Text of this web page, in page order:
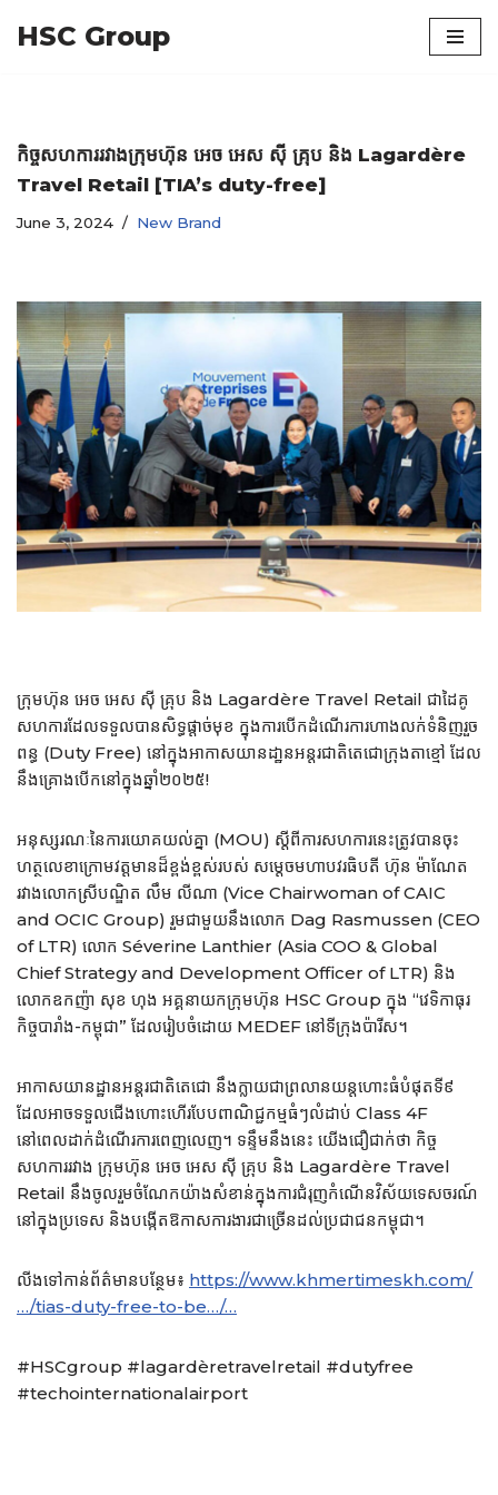
HSC Group
កិច្ចសហការរវាងក្រុមហ៊ុន អេច អេស ស៊ី គ្រុប និង Lagardère
Travel Retail [TIA’s duty-free]
June 3, 2024 New Brand
ក្រុមហ៊ុន អេច អេស ស៊ី គ្រុប និង Lagardère Travel Retail ជាដៃគូ
សហការដែលទទួលបានសិទ្ធផ្ដាច់មុខ ក្នុងការបើកដំណើរការហាងលក់ទំនិញរួច
ពន្ធ (Duty Free) នៅក្នុងអាកាសយានដា្ឋនអន្តរជាតិតេជោក្រុងតាខ្មៅ ដែល
នឹងគ្រោងបើកនៅក្នុងឆ្នាំ២០២៥!
អនុស្សរណៈនៃការយោគយល់គ្នា (MOU) ស្តីពីការសហការនេះត្រូវបានចុះ
ហត្ថលេខាក្រោមវត្ដមានដ៏ខ្ពង់ខ្ពស់របស់ សម្តេចមហាបវរធិបតី ហ៊ុន ម៉ាណែត
រវាងលោកស្រីបណ្ឌិត លឹម លីណា (Vice Chairwoman of CAIC
and OCIC Group) រួមជាមួយនឹងលោក Dag Rasmussen (CEO
of LTR) លោក Séverine Lanthier (Asia COO & Global
Chief Strategy and Development Officer of LTR) និង
លោកឧកញ៉ា សុខ ហុង អគ្គនាយកក្រុមហ៊ុន HSC Group ក្នុង “វេទិកាធុរ
កិច្ចបារាំង-កម្ពុជា” ដែលរៀបចំដោយ MEDEF នៅទីក្រុងប៉ារីស។
អាកាសយានដ្ឋានអន្តរជាតិតេជោ នឹងក្លាយជាព្រលានយន្តហោះធំបំផុតទី៩
ដែលអាចទទួលជើងហោះហើរបែបពាណិជ្ជកម្មធំៗលំដាប់ Class 4F
នៅពេលដាក់ដំណើរការពេញលេញ។ ទន្ទឹមនឹងនេះ យើងជឿជាក់ថា កិច្ច
សហការរវាង ក្រុមហ៊ុន អេច អេស ស៊ី គ្រុប និង Lagardère Travel
Retail នឹងចូលរួមចំណែកយ៉ាងសំខាន់ក្នុងការជំរុញកំណើនវិស័យទេសចរណ៍
នៅក្នុងប្រទេស និងបង្កើតឱកាសការងារជាច្រើនដល់ប្រជាជនកម្ពុជា។
លីងទៅកាន់ព័ត៌មានបន្ថែម៖ https://www.khmertimeskh.com/
…/tias-duty-free-to-be…/…
#HSCgroup #lagardèretravelretail #dutyfree
#techointernationalairport